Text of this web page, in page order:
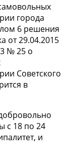
города
6 решения
от 29.04.2015
№ 25 о
Советского
в
с 18 по 24
и